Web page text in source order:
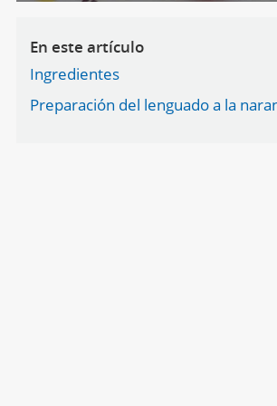
En este artículo
Ingredientes
Preparación del lenguado a la